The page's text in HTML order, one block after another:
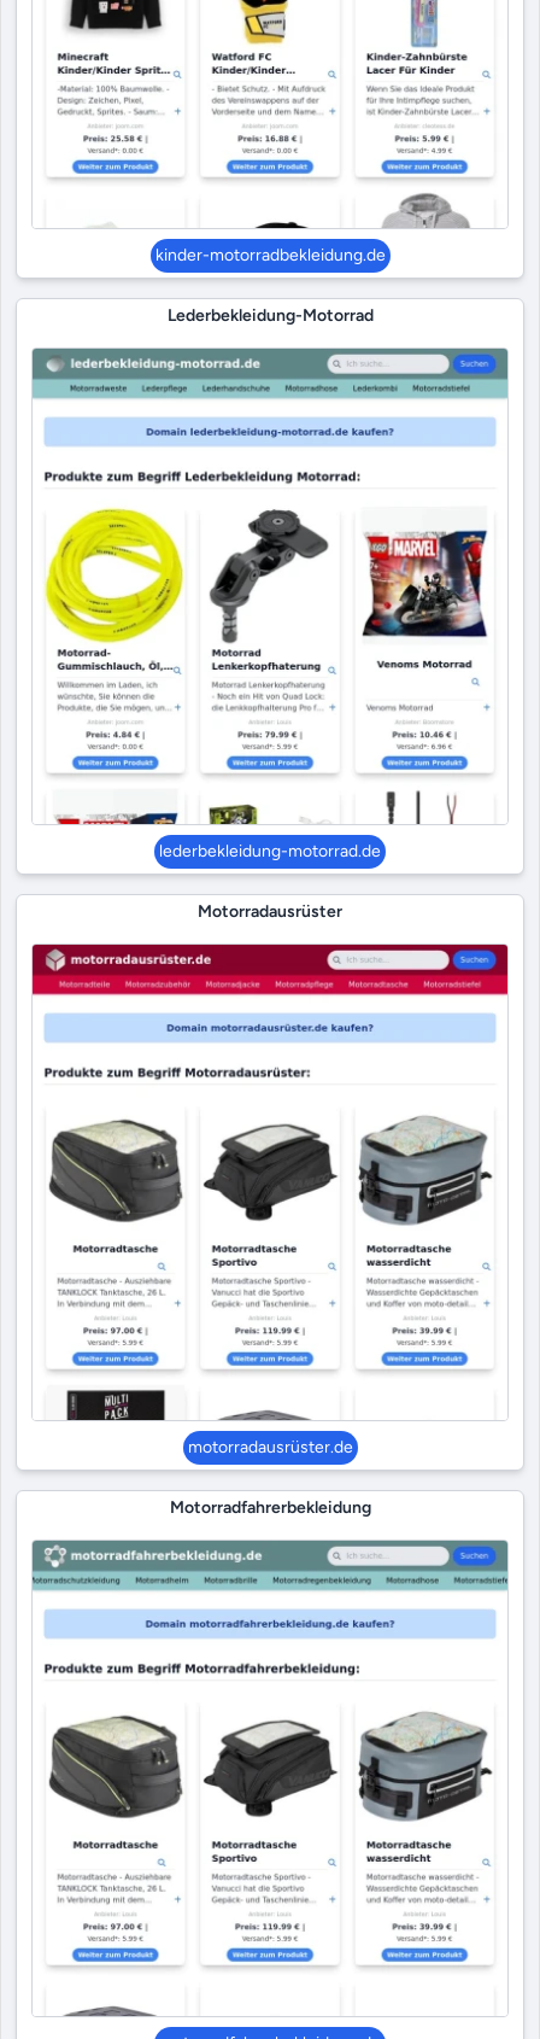
kinder-motorradbekleidung.de
Lederbekleidung-Motorrad
lederbekleidung-motorrad.de
Motorradausrüster
motorradausrüster.de
Motorradfahrerbekleidung